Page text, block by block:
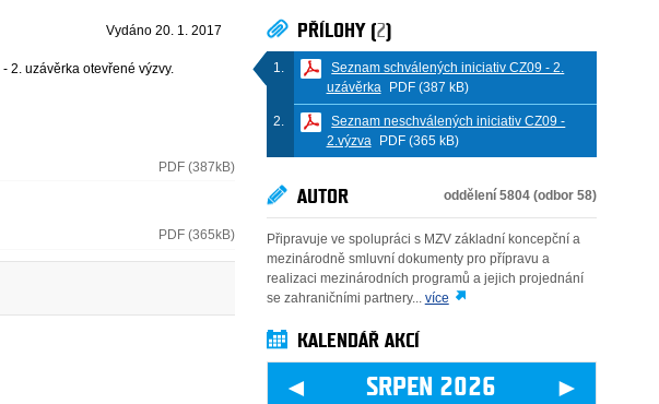
Vydáno 20. 1. 2017
2. uzávěrka otevřené výzvy.
PDF (387kB)
PDF (365kB)
PŘÍLOHY (2)
Seznam schválených iniciativ CZ09 - 2.
uzávěrka
PDF (387 kB)
Seznam neschválených iniciativ CZ09 -
2.výzva
PDF (365 kB)
AUTOR oddělení 5804 (odbor 58)
Připravuje ve spolupráci s MZV základní koncepční a
mezinárodně smluvní dokumenty pro přípravu a
realizaci mezinárodních programů a jejich projednání
se zahraničními partnery... více
KALENDÁŘ AKCÍ
◄ SRPEN 2026 ►